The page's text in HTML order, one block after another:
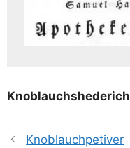
Knob­lauch­s­he­de­rich
Knoblauchpetiver